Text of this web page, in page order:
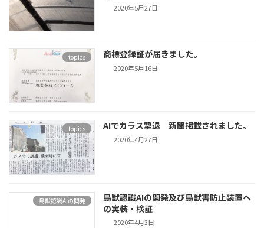
2020年5月27日
topics 商標登録証が届きました。
2020年5月16日
topics AIでカラス撃退 新聞掲載されました。
2020年4月27日
鳥獣認識AIの開発
鳥獣認識AIの開発及び鳥獣害防止装置へ
の実装・検証
2020年4月3日